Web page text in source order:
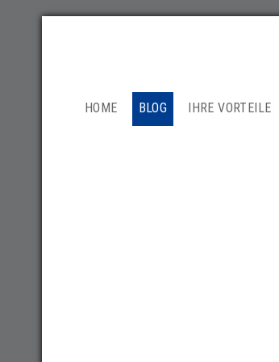
NAVIGATION
ÜBERSPRINGEN
HOME BLOG IHRE VORTEILE